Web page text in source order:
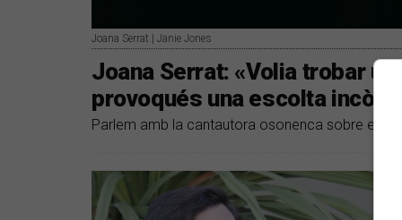
Joana Serrat | Janie Jones
Joana Serrat: «Volia trobar un
provoqués una escolta
Parlem amb la cantautora osonenca sobre el